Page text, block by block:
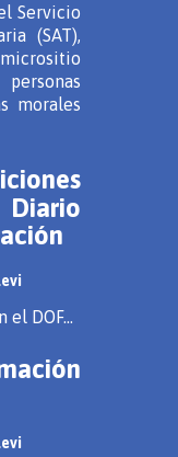
Servicio
(SAT),
morales
el DOF...